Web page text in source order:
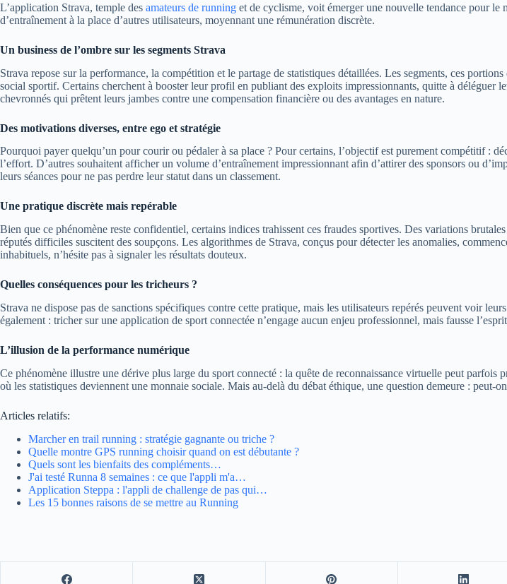
L’application Strava, temple des amateurs de running et de cyclisme, voit émerger une nouvelle tendance pour le
d’entraînement à la place d’autres utilisateurs, moyennant une rémunération discrète.
Un business de l’ombre sur les segments Strava
Strava repose sur la performance, la compétition et le partage de statistiques détaillées. Les segments, ces
social sportif. Certains cherchent à booster leur profil en publiant des exploits impressionnants, quitte à déléguer
chevronnés qui prêtent leurs jambes contre une compensation financière ou des avantages en nature.
Des motivations diverses, entre ego et stratégie
Pourquoi payer quelqu’un pour courir ou pédaler à sa place ? Pour certains, l’objectif est purement compétitif
l’effort. D’autres souhaitent afficher un volume d’entraînement impressionnant afin d’attirer des sponsors ou
leurs séances pour ne pas perdre leur statut dans un classement.
Une pratique discrète mais repérable
Bien que ce phénomène reste confidentiel, certains indices trahissent ces fraudes sportives. Des variations
réputés difficiles suscitent des soupçons. Les algorithmes de Strava, conçus pour détecter les anomalies,
inhabituels, n’hésite pas à signaler les résultats douteux.
Quelles conséquences pour les tricheurs ?
Strava ne dispose pas de sanctions spécifiques contre cette pratique, mais les utilisateurs repérés peuvent voir
également : tricher sur une application de sport connectée n’engage aucun enjeu professionnel, mais fausse
L’illusion de la performance numérique
Ce phénomène illustre une dérive plus large du sport connecté : la quête de reconnaissance virtuelle peut
où les statistiques deviennent une monnaie sociale. Mais au-delà du débat éthique, une question demeure : peut-
Articles relatifs:
Marcher en trail running : stratégie gagnante ou triche ?
Quelle montre GPS running choisir quand on est débutante ?
Quels sont les bienfaits des compléments…
J'ai testé Runna 8 semaines : ce que l'appli m'a…
Application Steppa : l'appli de challenge de pas qui…
Les 15 bonnes raisons de se mettre au Running